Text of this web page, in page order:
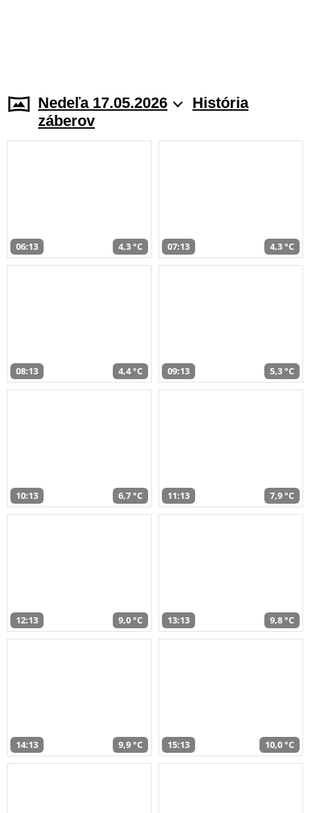
Nedeľa 17.05.2026
História
záberov
06:13 4,3 °C 07:13 4,3 °C
08:13 4,4 °C 09:13 5,3 °C
10:13 6,7 °C 11:13 7,9 °C
12:13 9,0 °C 13:13 9,8 °C
14:13 9,9 °C 15:13 10,0 °C